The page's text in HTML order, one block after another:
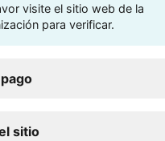
visite el sitio web de la
para verificar.
sitio